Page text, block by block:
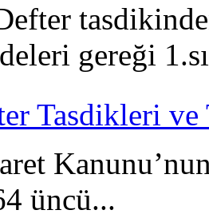
gereği
Tasdikleri ve
üncü...